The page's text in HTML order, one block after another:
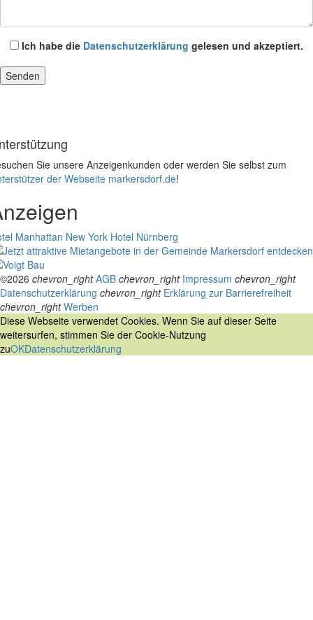
Ich habe die Datenschutzerklärung gelesen und akzeptiert.
Sie unsere Anzeigenkunden oder werden Sie selbst zum
der Webseite markersdorf.de!
Manhattan New York Hotel Nürnberg
©2026 chevron_right AGB chevron_right Impressum chevron_right
Datenschutzerklärung chevron_right Erklärung zur Barrierefreiheit
chevron_right Werben
Diese Webseite verwendet Cookies. Wenn Sie auf dieser Seite
weitersurfen, stimmen Sie der Cookie-Nutzung
zuOKDatenschutzerklärung